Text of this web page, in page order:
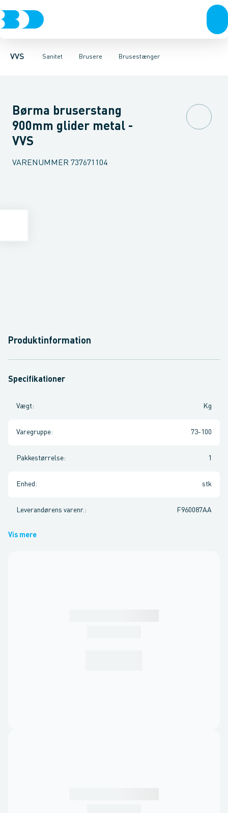
VVS Sanitet
Rør & fittingsPressfittings & rørKuglehaner & ventiler
Brusere
Toiletter, sæder og cisterner VaskeArmaturer
Brusestænger
HåndbrusereBruseslanger BrusesætBrusestænger
Børma bruserstang
900mm glider metal -
VVS
VARENUMMER 737671104
Produktinformation
Specifikationer
Vægt: Kg
Varegruppe: 73-100
Pakkestørrelse: 1
Enhed : stk
Leverandørens varenr. : F960087AA
Vis mere